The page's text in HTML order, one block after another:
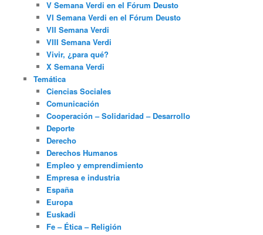
V Semana Verdi en el Fórum Deusto
VI Semana Verdi en el Fórum Deusto
VII Semana Verdi
VIII Semana Verdi
Vivir, ¿para qué?
X Semana Verdi
Temática
Ciencias Sociales
Comunicación
Cooperación – Solidaridad – Desarrollo
Deporte
Derecho
Derechos Humanos
Empleo y emprendimiento
Empresa e industria
España
Europa
Euskadi
Fe – Ética – Religión